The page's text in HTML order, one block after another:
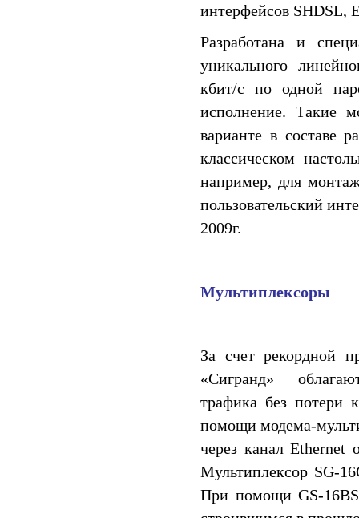
интерфейсов SHDSL,
Разработана и
уникального
кбит/c по одной
исполнение. Такие
варианте в составе
классическом
например, для
пользовательский
2009г.
Мультиплексоры
За счет рекордной
«Сигранд»
трафика без потери
помощи модема-
через канал Ethernet
Мультиплексор SG-
При помощи GS-